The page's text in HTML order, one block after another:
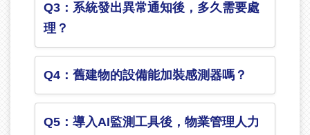
Q3：系統發出異常通知後，多久需要處
理？
Q4：舊建物的設備能加裝感測器嗎？
Q5：導入AI監測工具後，物業管理人力